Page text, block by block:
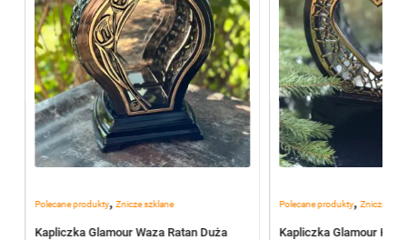
Polecane produkty, Znicze szklane
Kapliczka Glamour Waza Ratan Duża
Polecane produkty,Znicze
Kapliczka Glamour Koło